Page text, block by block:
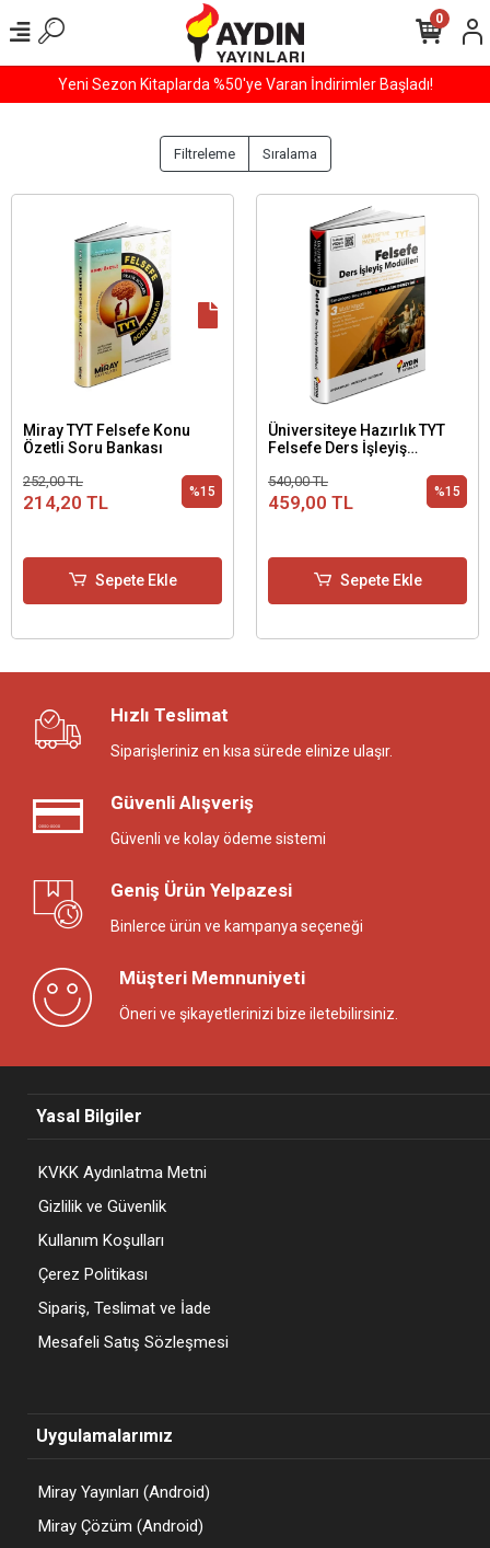
Yeni Sezon Kitaplarda %50'ye Varan İndirimler Başladı!
0
Filtreleme Sıralama
Miray TYT Felsefe Konu
Özetli Soru Bankası
252,00 TL
214,20 TL %15
Sepete Ekle
Üniversiteye Hazırlık TYT
Felsefe Ders İşleyiş
540,00 TL
459,00 TL %15
Sepete Ekle
Hızlı Teslimat
Siparişleriniz en kısa sürede elinize ulaşır.
Güvenli Alışveriş
Güvenli ve kolay ödeme sistemi
Geniş Ürün Yelpazesi
Binlerce ürün ve kampanya seçeneği
Müşteri Memnuniyeti
Öneri ve şikayetlerinizi bize iletebilirsiniz.
Yasal Bilgiler
KVKK Aydınlatma Metni
Gizlilik ve Güvenlik
Kullanım Koşulları
Çerez Politikası
Sipariş, Teslimat ve İade
Mesafeli Satış Sözleşmesi
Uygulamalarımız
Miray Yayınları (Android)
Miray Çözüm (Android)